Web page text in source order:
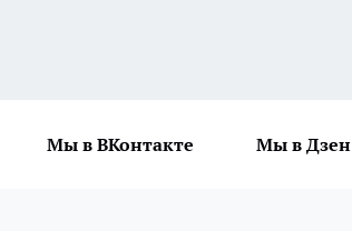
Мы в ВКонтакте Мы в Дзен